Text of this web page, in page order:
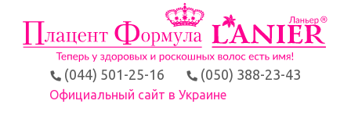
(044) 501-25-16 (050) 388-23-43
Официальный сайт в Украине